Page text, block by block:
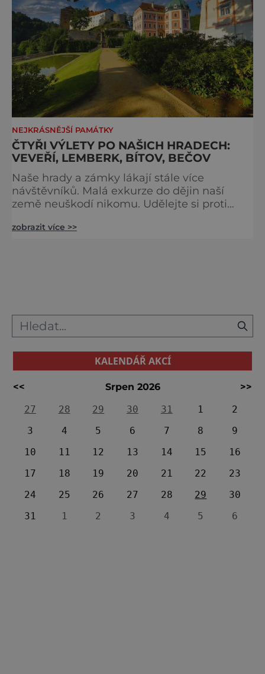
NEJKRÁSNĚJŠÍ PAMÁTKY
ČTYŘI VÝLETY PO NAŠICH HRADECH:
VEVEŘÍ, LEMBERK, BÍTOV, BEČOV
Naše hrady a zámky lákají stále více
návštěvníků. Malá exkurze do dějin naší
země neuškodí nikomu. Udělejte si proti
či vnoučaty na hrad. Veveří - hrad opředený
zobrazit více >>
KALENDÁŘ AKCÍ
<< Srpen 2026
>>
27
28 29 30 31 1
2
3
4 5 6 7 8
9
10
11 12 13 14 15
16
17
18 19 20 21 22
23
24
25 26 27 28 29
30
31
1 2 3 4 5 6